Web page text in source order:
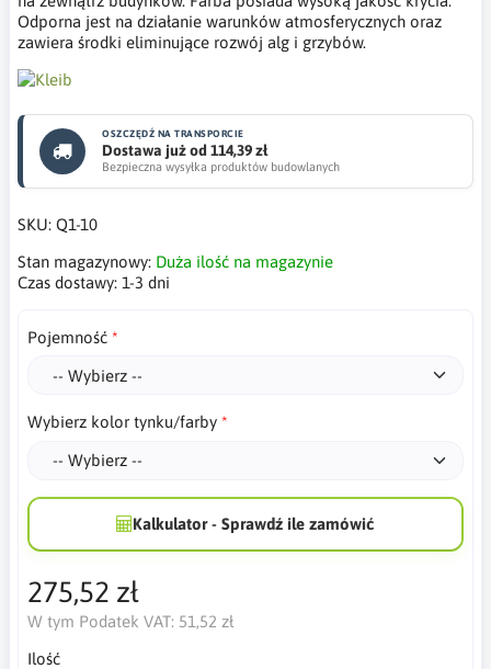
Odporna jest na działanie warunków atmosferycznych oraz
zawiera środki eliminujące rozwój alg i grzybów.
OSZCZĘDŹ NA TRANSPORCIE
Dostawa już od 114,39 zł
Bezpieczna wysyłka produktów budowlanych
SKU: Q1-10
Stan magazynowy: Duża ilość na magazynie
Czas dostawy: 1-3 dni
Pojemność
Wybierz kolor tynku/farby
Kalkulator - Sprawdź ile zamówić
275,52 zł
W tym Podatek VAT: 51,52 zł
Ilość